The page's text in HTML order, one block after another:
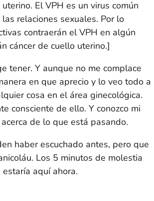
El VPH es un virus común
relaciones sexuales. Por lo
contraerán el VPH en algún
cáncer de cuello uterino.]
tener. Y aunque no me complace
en que aprecio y lo veo todo a
cosa en el área ginecológica.
consciente de ello. Y conozco mi
de lo que está pasando.
haber escuchado antes, pero que
Los 5 minutos de molestia
aquí ahora.